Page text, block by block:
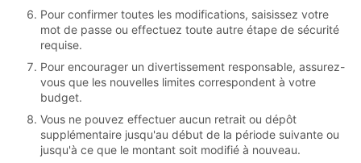
Pour confirmer toutes les modifications, saisissez votre
mot de passe ou effectuez toute autre étape de sécurité
requise.
Pour encourager un divertissement responsable, assurez-
vous que les nouvelles limites correspondent à votre
budget.
Vous ne pouvez effectuer aucun retrait ou dépôt
supplémentaire jusqu'au début de la période suivante ou
jusqu'à ce que le montant soit modifié à nouveau.